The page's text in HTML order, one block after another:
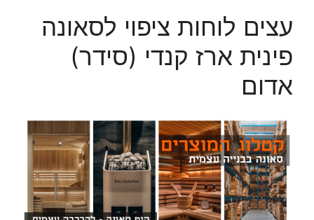
עצים לוחות ציפוי לסאונה
פינית ארז קנדי (סידר)
אדום